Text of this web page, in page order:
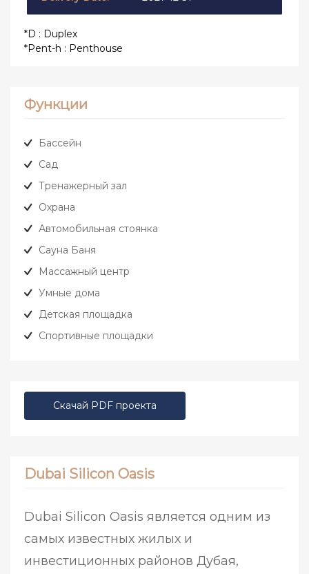
*D : Duplex
*Pent-h : Penthouse
Функции
Бассейн
Сад
Тренажерный зал
Охрана
Автомобильная стоянка
Сауна Баня
Массажный центр
Умные дома
Детская площадка
Спортивные площадки
Скачай PDF проекта
Dubai Silicon Oasis
Dubai Silicon Oasis является одним из
самых известных жилых и
инвестиционных районов Дубая,